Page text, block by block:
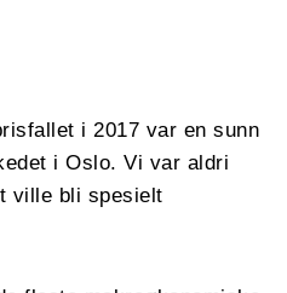
i 2017 var en sunn
i Oslo. Vi var aldri
ville bli spesielt